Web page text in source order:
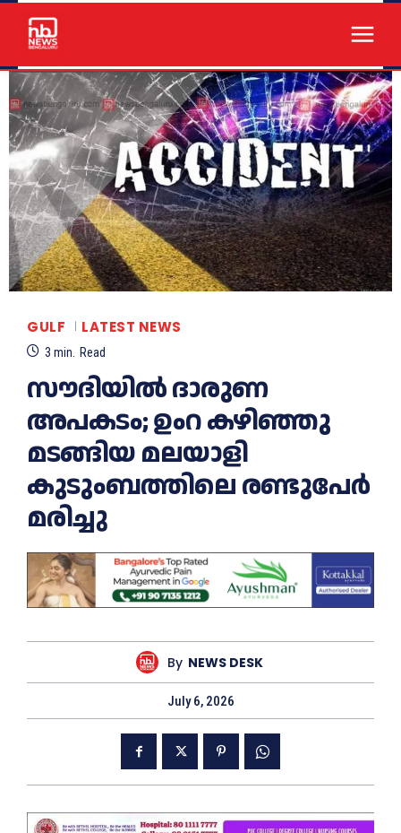
GULF LATEST NEWS
3 min. Read
സൗദിയിൽ ദാരുണ
അപകടം; ഉംറ കഴിഞ്ഞു
മടങ്ങിയ മലയാളി
കുടുംബത്തിലെ രണ്ടുപേർ
മരിച്ചു
By NEWS DESK
July 6, 2026